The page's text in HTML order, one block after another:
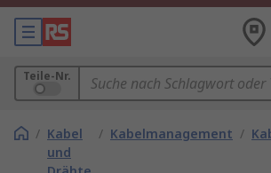
Teile-Nr.
/ Kabel
und
/ Kabelmanagement /